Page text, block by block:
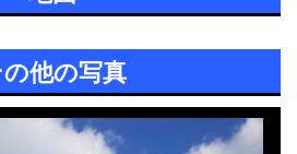
他の写真